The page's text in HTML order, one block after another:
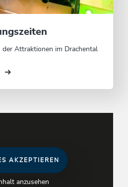
der Attraktionen im Drachental
AKZEPTIEREN
anzusehen